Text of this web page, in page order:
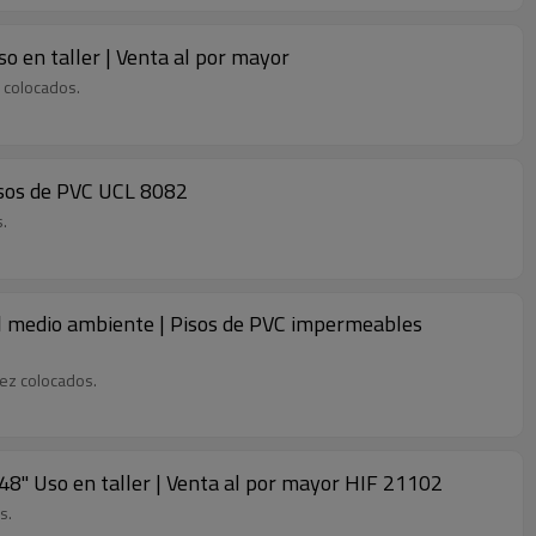
en taller | Venta al por mayor
de PVC UCL 8082
ambiente | Pisos de PVC impermeables
colocados.
Uso en taller | Venta al por mayor HIF 21102